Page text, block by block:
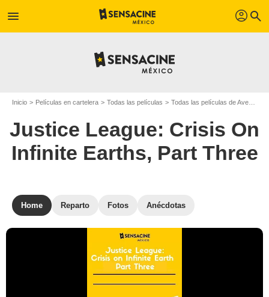
menu profil search
Inicio Películas en cartelera Todas las películas Todas las películas de Aventura
Justice League: Crisis On
Infinite Earths, Part Three
Home Reparto Fotos Anécdotas